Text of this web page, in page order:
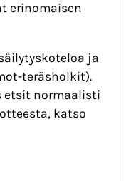
erinomaisen
ja
teräsholkit).
etsit normaalisti
katso